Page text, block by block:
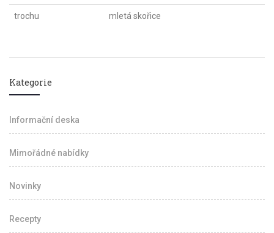
trochu mletá skořice
Kategorie
Informační deska
Mimořádné nabídky
Novinky
Recepty